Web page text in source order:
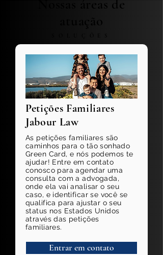
Nossas áreas de
Petições Familiares
Jabour Law
As petições familiares são
caminhos para o tão sonhado
Green Card, e nós podemos te
ajudar! Entre em contato
conosco para agendar uma
consulta com a advogada,
onde ela vai analisar o seu
caso, e identificar se você se
qualifica para ajustar o seu
status nos Estados Unidos
através das petições
familiares.
Entrar em contato